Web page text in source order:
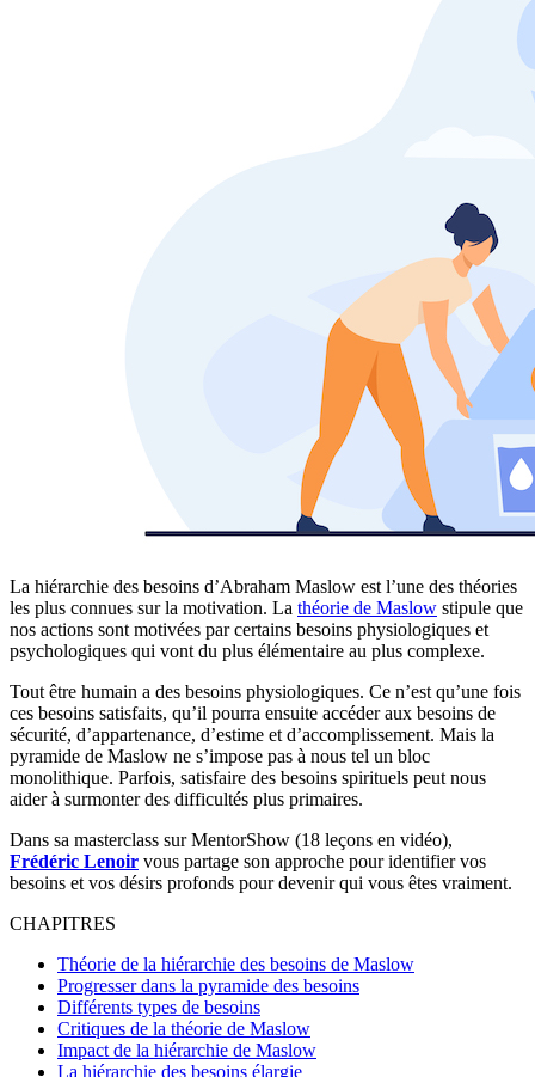
La hiérarchie des besoins d’Abraham Maslow est l’une des théories
les plus connues sur la motivation. La théorie de Maslow stipule que
nos actions sont motivées par certains besoins physiologiques et
psychologiques qui vont du plus élémentaire au plus complexe.
Tout être humain a des besoins physiologiques. Ce n’est qu’une fois
ces besoins satisfaits, qu’il pourra ensuite accéder aux besoins de
sécurité, d’appartenance, d’estime et d’accomplissement. Mais la
pyramide de Maslow ne s’impose pas à nous tel un bloc
monolithique. Parfois, satisfaire des besoins spirituels peut nous
aider à surmonter des difficultés plus primaires.
Dans sa masterclass sur MentorShow (18 leçons en vidéo),
Frédéric Lenoir vous partage son approche pour identifier vos
besoins et vos désirs profonds pour devenir qui vous êtes vraiment.
CHAPITRES
Théorie de la hiérarchie des besoins de Maslow
Progresser dans la pyramide des besoins
Différents types de besoins
Critiques de la théorie de Maslow
Impact de la hiérarchie de Maslow
La hiérarchie des besoins élargie